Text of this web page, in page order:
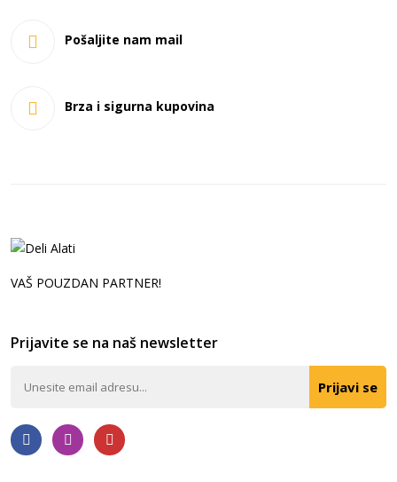
Pošaljite nam mail
Brza i sigurna kupovina
VAŠ POUZDAN PARTNER!
Prijavite se na naš newsletter
Prijavi se